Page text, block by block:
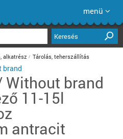
menü
Keresés
alkatrész Tárolás, teherszállítás
brand
Without brand
11-15l
antracit